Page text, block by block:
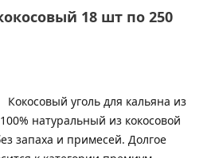
18 шт по 250
Кокосовый уголь для кальяна из
натуральный из кокосовой
запаха и примесей. Долгое